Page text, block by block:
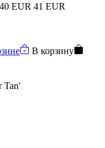
40 EUR 41 EUR
В корзину